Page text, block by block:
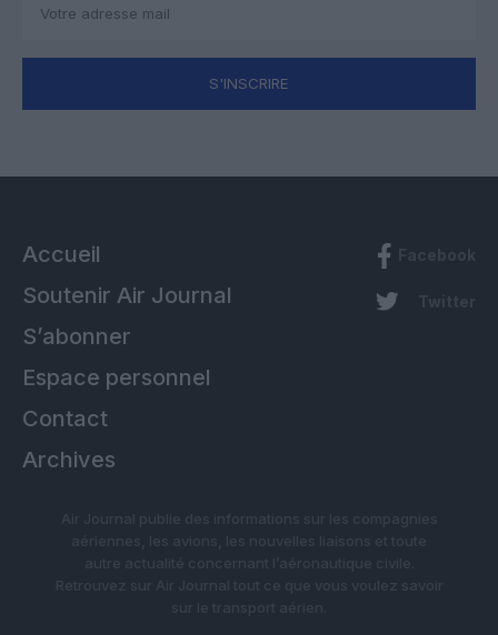
S'INSCRIRE
Accueil
Soutenir Air Journal
S’abonner
Espace personnel
Contact
Archives